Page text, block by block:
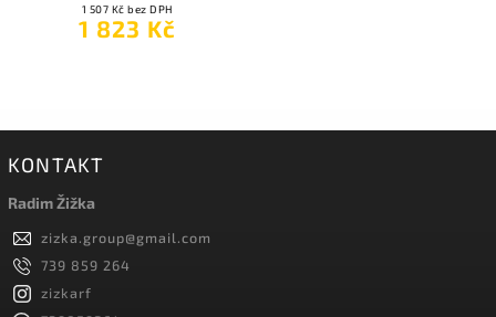
1 507 Kč bez DPH
1 823 Kč
KONTAKT
Radim Žižka
zizka.group@gmail.com
739 859 264
zizkarf